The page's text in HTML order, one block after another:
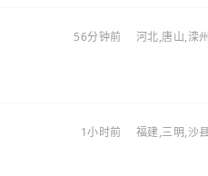
56分钟前 河北,唐山,滦州
1小时前 福建,三明,沙